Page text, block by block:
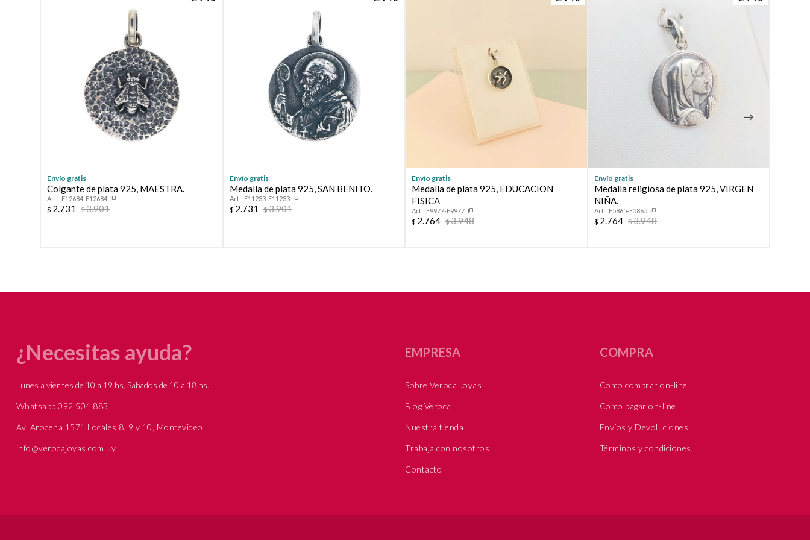
Envío gratis
Colgante de plata 925, MAESTRA.
F12684-F12684
$ 2.731 $3.901
Envío gratis
Medalla de plata 925, SAN BENITO.
F11233-F11233
$ 2.731 $3.901
Envío gratis
Medalla de plata 925, EDUCACION
FISICA
F9977-F9977
$ 2.764 $3.948
Envío gratis
Medalla religiosa de plata 925, VIRGEN
NIÑA.
F5865-F5865
$ 2.764 $3.948
¿Necesitas ayuda?
Lunes a viernes de 10 a 19 hs, Sábados de 10 a 18 hs.
Whatsapp 092 504 883
Av. Arocena 1571 Locales 8, 9 y 10, Montevideo
info@verocajoyas.com.uy
EMPRESA
Sobre Veroca Joyas
Blog Veroca
Nuestra tienda
Trabaja con nosotros
Contacto
COMPRA
Como comprar on-line
Como pagar on-line
Envíos y Devoluciones
Términos y condiciones
* sujeto a aprobación crediticia. El monto disponible puede